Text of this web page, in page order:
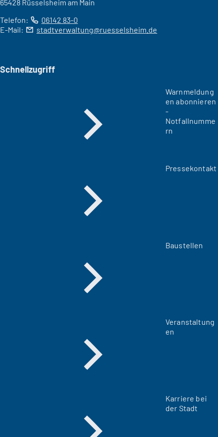
65428 Rüsselsheim am Main
Telefon:
06142 83-0
E-Mail:
stadtverwaltung ruesselsheim de
Schnellzugriff
Warnmeldung
en abonnieren
-
Notfallnumme
rn
Pressekontakt
Baustellen
Veranstaltung
en
Karriere bei
der Stadt